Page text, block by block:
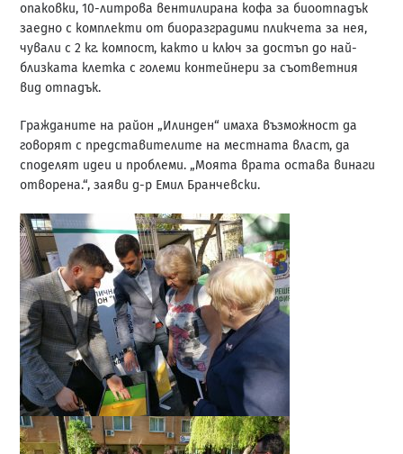
опаковки, 10-литрова вентилирана кофа за биоотпадък
заедно с комплекти от биоразградими пликчета за нея,
чували с 2 кг. компост, както и ключ за достъп до най-
близката клетка с големи контейнери за съответния
вид отпадък.
Гражданите на район „Илинден“ имаха възможност да
говорят с представителите на местната власт, да
споделят идеи и проблеми. „Моята врата остава винаги
отворена.“, заяви д-р Емил Бранчевски.